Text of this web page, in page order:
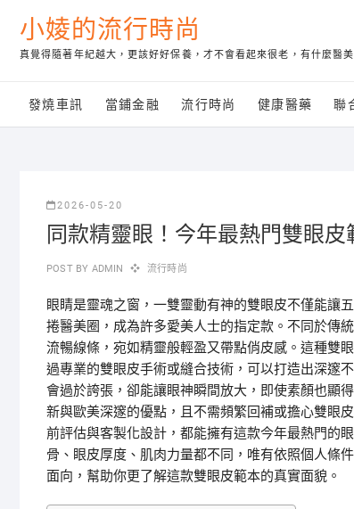
content
小婈的流行時尚
真覺得隨著年紀越大，更該好好保養，才不會看起來很老，有什麼醫
發燒車訊 當鋪金融 流行時尚 健康醫藥 聯
2026-05-20
同款精靈眼！今年最熱門雙眼
POST BY ADMIN 流行時尚
眼睛是靈魂之窗，一雙靈動有神的雙眼皮不僅能讓
捲醫美圈，成為許多愛美人士的指定款。不同於傳
流暢線條，宛如精靈般輕盈又帶點俏皮感。這種雙
過專業的雙眼皮手術或縫合技術，可以打造出深邃
會過於誇張，卻能讓眼神瞬間放大，即使素顏也顯
新與歐美深邃的優點，且不需頻繁回補或擔心雙眼
前評估與客製化設計，都能擁有這款今年最熱門的
骨、眼皮厚度、肌肉力量都不同，唯有依照個人條
面向，幫助你更了解這款雙眼皮範本的真實面貌。